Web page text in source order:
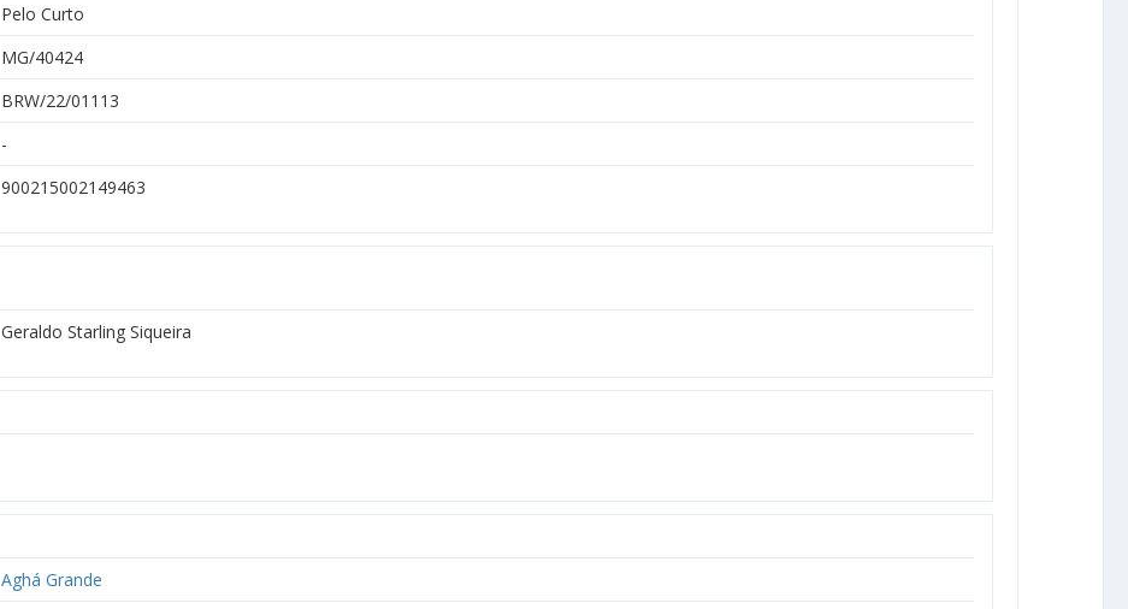
Pelo Curto
MG/40424
BRW/22/01113
-
900215002149463
Geraldo Starling Siqueira
Aghá Grande